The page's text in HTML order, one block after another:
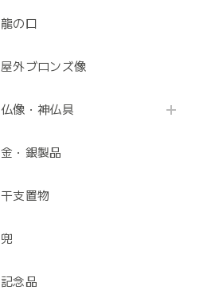
龍の口
屋外ブロンズ像
仏像・神仏具
金・銀製品
干支置物
兜
記念品